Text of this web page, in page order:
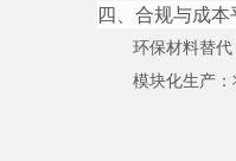
四、合规与成
环保材料替代
模块化生产